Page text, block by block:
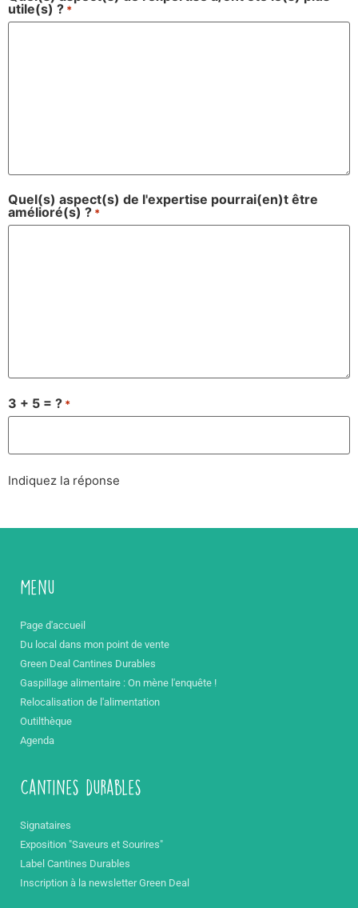
utile(s) ? *
Quel(s) aspect(s) de l'expertise pourrai(en)t être
amélioré(s) ? *
3 + 5 = ? *
Indiquez la réponse
Menu
Page d'accueil
Du local dans mon point de vente
Green Deal Cantines Durables
Gaspillage alimentaire : On mène l'enquête !
Relocalisation de l'alimentation
Outilthèque
Agenda
Cantines durables
Signataires
Exposition "Saveurs et Sourires"
Label Cantines Durables
Inscription à la newsletter Green Deal